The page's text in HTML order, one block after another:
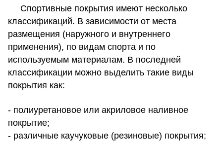
Спортивные покрытия имеют несколько
классификаций. В зависимости от места
размещения (наружного и внутреннего
применения), по видам спорта и по
используемым материалам. В последней
классификации можно выделить такие виды
покрытия как:
- полиуретановое или акриловое наливное
покрытие;
- различные каучуковые (резиновые) покрытия;